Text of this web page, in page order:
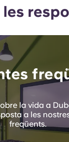
la vida a
a les
freqüents.